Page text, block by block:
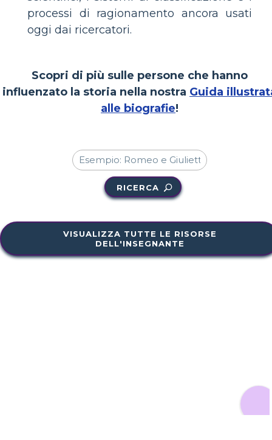
processi di ragionamento ancora usati
oggi dai ricercatori.
Scopri di più sulle persone che hanno
influenzato la storia nella nostra Guida
alle biografie!
RICERCA
VISUALIZZA TUTTE LE RISORSE
DELL'INSEGNANTE